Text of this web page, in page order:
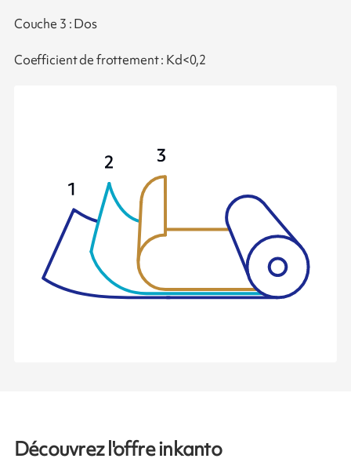
Couche 3 : Dos
Coefficient de frottement : Kd<0,2
Découvrez l'offre inkanto